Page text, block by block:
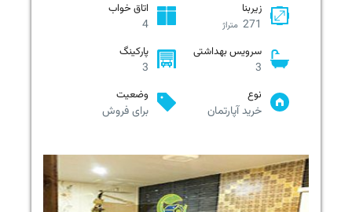
زیربنا
271 متراژ
اتاق خواب
4
سرویس بهداشتی
3
پارکینگ
3
نوع
خرید آپارتمان
وضعیت
برای فروش